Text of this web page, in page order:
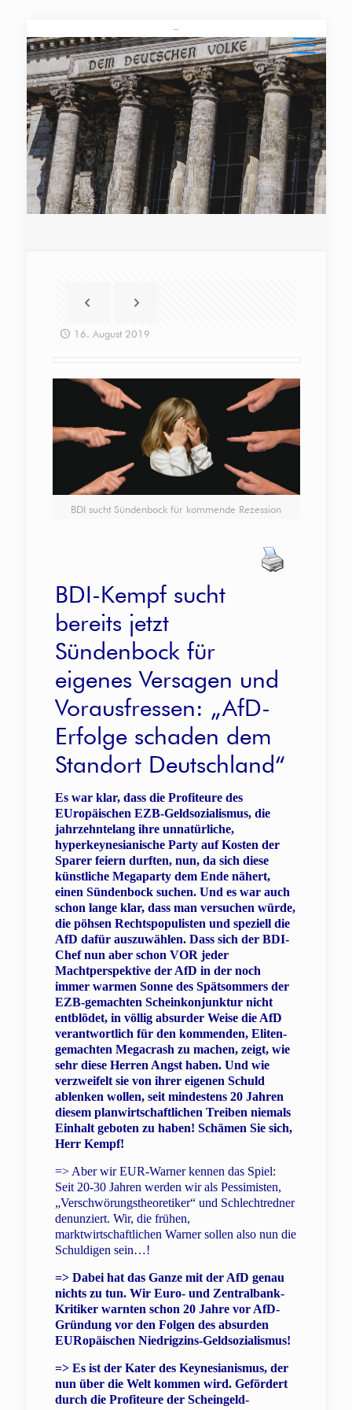
16. August 2019
BDI sucht Sündenbock für kommende Rezession
BDI-Kempf sucht
bereits jetzt
Sündenbock für
eigenes Versagen und
Vorausfressen: „AfD-
Erfolge schaden dem
Standort Deutschland“
Es war klar, dass die Profiteure des
EUropäischen EZB-Geldsozialismus, die
jahrzehntelang ihre unnatürliche,
hyperkeynesianische Party auf Kosten der
Sparer feiern durften, nun, da sich diese
künstliche Megaparty dem Ende nähert,
einen Sündenbock suchen. Und es war auch
schon lange klar, dass man versuchen würde,
die pöhsen Rechtspopulisten und speziell die
AfD dafür auszuwählen. Dass sich der BDI-
Chef nun aber schon VOR jeder
Machtperspektive der AfD in der noch
immer warmen Sonne des Spätsommers der
EZB-gemachten Scheinkonjunktur nicht
entblödet, in völlig absurder Weise die AfD
verantwortlich für den kommenden, Eliten-
gemachten Megacrash zu machen, zeigt, wie
sehr diese Herren Angst haben. Und wie
verzweifelt sie von ihrer eigenen Schuld
ablenken wollen, seit mindestens 20 Jahren
diesem planwirtschaftlichen Treiben niemals
Einhalt geboten zu haben! Schämen Sie sich,
Herr Kempf!
=> Aber wir EUR-Warner kennen das Spiel:
Seit 20-30 Jahren werden wir als Pessimisten,
„Verschwörungstheoretiker“ und Schlechtredner
denunziert. Wir, die frühen,
marktwirtschaftlichen Warner sollen also nun die
Schuldigen sein…!
=> Dabei hat das Ganze mit der AfD genau
nichts zu tun. Wir Euro- und Zentralbank-
Kritiker warnten schon 20 Jahre vor AfD-
Gründung vor den Folgen des absurden
EURopäischen Niedrigzins-Geldsozialismus!
=> Es ist der Kater des Keynesianismus, der
nun über die Welt kommen wird. Gefördert
durch die Profiteure der Scheingeld-